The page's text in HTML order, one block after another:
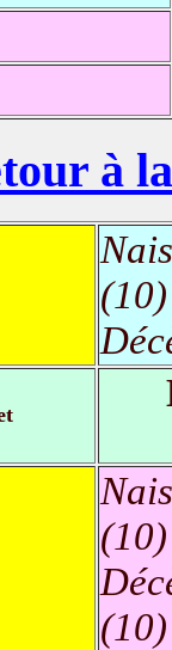
à
(10)
(10)
(10)